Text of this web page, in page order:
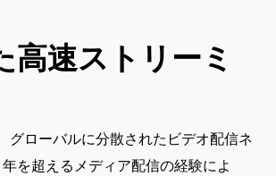
高速ストリーミ
グローバルに分散されたビデオ配信ネ
を超えるメディア配信の経験によ